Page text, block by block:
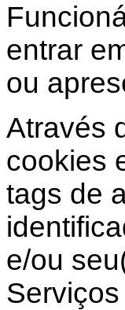
entrar
ou
Através
cookies
tags de
e/ou